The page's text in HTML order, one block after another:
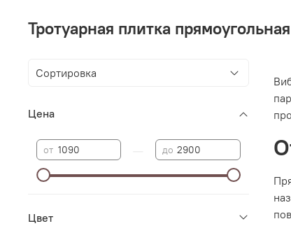
Тротуарная плитка
Цена
от до
Цвет